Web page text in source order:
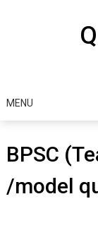
MENU
BPSC
/model